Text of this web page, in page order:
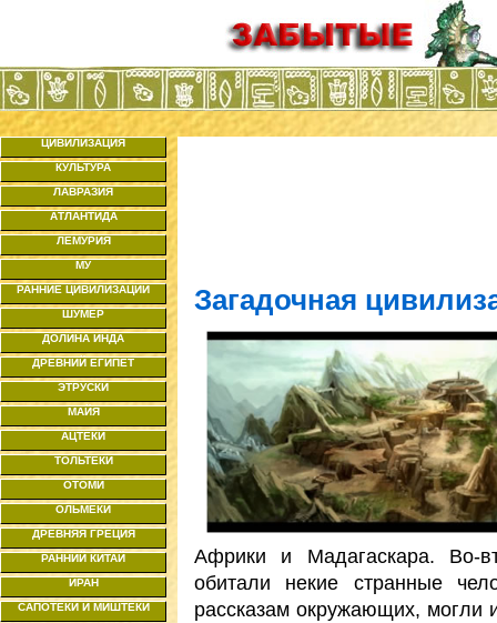
ЦИВИЛИЗАЦИЯ
КУЛЬТУРА
ЛАВРАЗИЯ
АТЛАНТИДА
ЛЕМУРИЯ
МУ
РАННИЕ ЦИВИЛИЗАЦИИ
ШУМЕР
ДОЛИНА ИНДА
ДРЕВНИЙ ЕГИПЕТ
ЭТРУСКИ
МАЙЯ
АЦТЕКИ
ТОЛЬТЕКИ
ОТОМИ
ОЛЬМЕКИ
ДРЕВНЯЯ ГРЕЦИЯ
РАННИЙ КИТАЙ
ИРАН
САПОТЕКИ И МИШТЕКИ
Загадочная
Африки и Мадагаскара. Во-
обитали некие странные
рассказам окружающих, могли